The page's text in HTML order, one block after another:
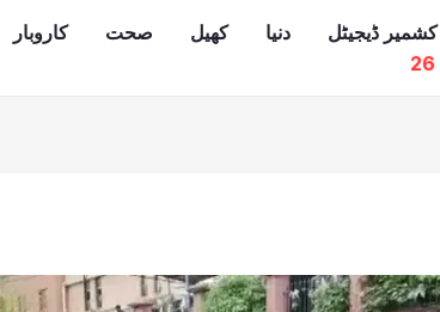
کشمیر ڈیجیٹل دنیا کھیل صحت کاروبار